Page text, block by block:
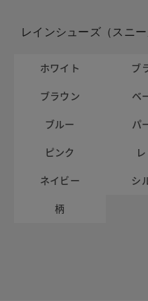
レインシューズ（スニ
ホワイト ブ
ブラウン
ベ
ブルー
パ
ピンク
ネイビー
シ
柄